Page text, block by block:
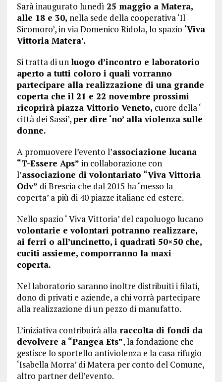
Sarà inaugurato lunedì25 maggio a Matera,
alle 18 e 30, nella sede della cooperativa ‘Il
Sicomoro’, in via Domenico Ridola, lo spazio ‘Viva
Vittoria Matera’.
Si tratta di unluogo d’incontro e laboratorio
aperto a tutti coloro i quali vorranno
partecipare alla realizzazione di una grande
coperta che il 21 e 22 novembre prossimi
ricoprirà piazza Vittorio Veneto, cuore della ‘
città dei Sassi’,per dire ‘no’ alla violenza sulle
donne.
A promuovere l’evento l’associazione lucana
“T-Essere Aps” in collaborazione con
l’associazione di volontariato “Viva Vittoria
Odv” di Brescia che dal 2015 ha ‘messo la
coperta’ a più di 40 piazze italiane ed estere.
Nello spazio ‘ Viva Vittoria’ del capoluogo lucano
volontarie e volontari potranno realizzare,
ai ferri o all’uncinetto, i quadrati 50×50 che,
cuciti assieme, comporranno la maxi
coperta.
Nel laboratorio saranno inoltre distribuiti i filati,
dono di privati e aziende, a chi vorrà partecipare
alla realizzazione di un pezzo di manufatto.
L’iniziativa contribuirà allaraccolta di fondi da
devolvere a “Pangea Ets”, la fondazione che
gestisce lo sportello antiviolenza e la casa rifugio
‘Isabella Morra’ di Matera per conto del Comune,
altro partner dell’evento.